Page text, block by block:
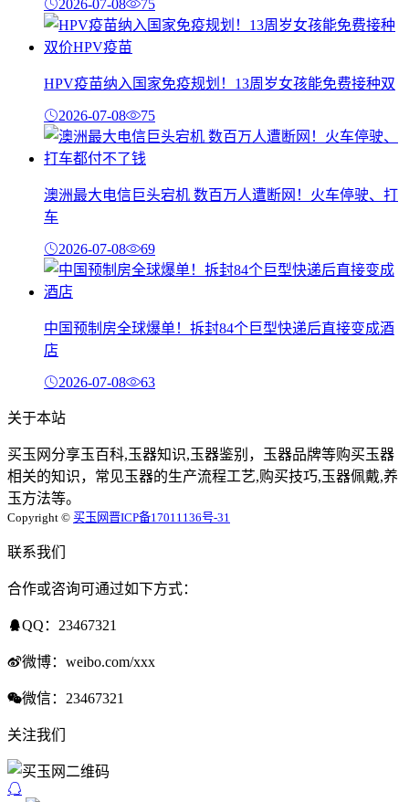
2026-07-08 75
HPV疫苗纳入国家免疫规划！13周岁女孩能免费接种双
2026-07-08 75
澳洲最大电信巨头宕机 数百万人遭断网！火车停驶、打
车
2026-07-08 69
中国预制房全球爆单！拆封84个巨型快递后直接变成酒
店
2026-07-08 63
关于本站
买玉网分享玉百科,玉器知识,玉器鉴别，玉器品牌等购买玉器
相关的知识，常见玉器的生产流程工艺,购买技巧,玉器佩戴,养
玉方法等。
Copyright © 买玉网晋ICP备17011136号-31
联系我们
合作或咨询可通过如下方式：
QQ：23467321
微博：weibo.com/xxx
微信：23467321
关注我们